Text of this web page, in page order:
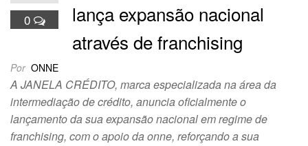
0
lança expansão nacional
através de franchising
Por ONNE
A JANELA CRÉDITO, marca especializada na área da
intermediação de crédito, anuncia oficialmente o
lançamento da sua expansão nacional em regime de
franchising, com o apoio da onne, reforçando a sua